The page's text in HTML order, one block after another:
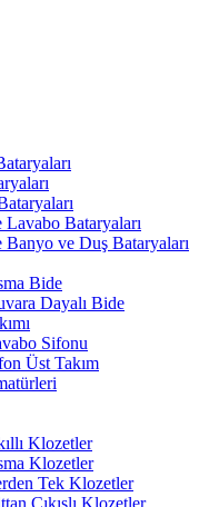
Lavabo Bataryaları
Banyo ve Duş Bataryaları
Bide
Dayalı Bide
Sifonu
Üst Takım
Klozetler
Klozetler
Tek Klozetler
Çıkışlı Klozetler